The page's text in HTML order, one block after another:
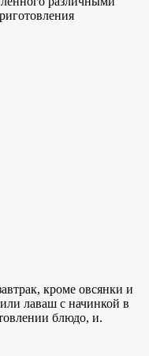
кроме овсянки и
лаваш с начинкой в
блюдо, и.